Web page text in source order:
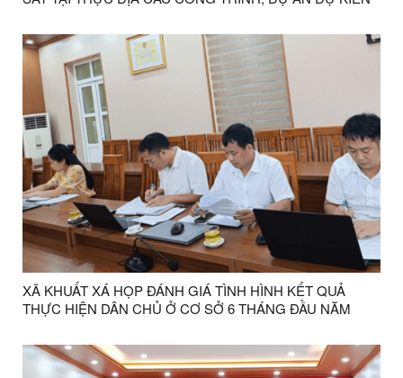
XÃ KHUẤT XÁ HỌP ĐÁNH GIÁ TÌNH HÌNH KẾT QUẢ
THỰC HIỆN DÂN CHỦ Ở CƠ SỞ 6 THÁNG ĐẦU NĂM